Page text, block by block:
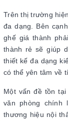
Trên thị trường
đa dạng. Bên
ghế giá thành
thành rẻ sẽ giúp
thiết kế đa dạng
có thể yên tâm về
Một vấn đề tồn
văn phòng chính
thương hiệu nội